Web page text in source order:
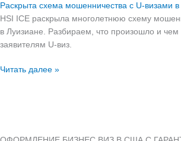
Раскрыта схема мошенничества с U-визами
HSI ICE раскрыла многолетнюю схему
в Луизиане. Разбираем, что произошло и чем
заявителям U-виз.
Читать далее »